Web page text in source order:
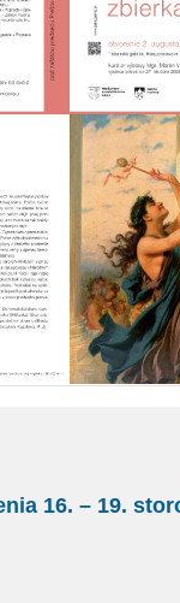
16. – 19.